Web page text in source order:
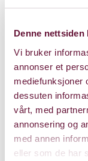
Denne
Vi bruker
annonser et
mediefunksjoner
dessuten
vårt, med
annonsering og
med annen
eller som de har